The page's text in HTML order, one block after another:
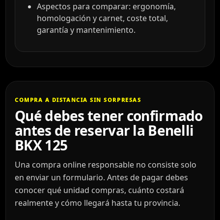
Aspectos para comparar: ergonomía,
homologación y carnet, coste total,
garantía y mantenimiento.
COMPRA A DISTANCIA SIN SORPRESAS
Qué debes tener confirmado
antes de reservar la Benelli
BKX 125
Una compra online responsable no consiste solo
en enviar un formulario. Antes de pagar debes
conocer qué unidad compras, cuánto costará
realmente y cómo llegará hasta tu provincia.